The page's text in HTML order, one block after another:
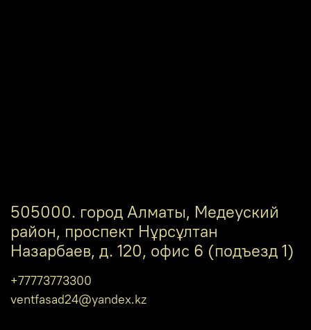
505000. город Алматы, Медеуский
район, проспект Нұрсұлтан
Назарбаев, д. 120, офис 6 (подъезд 1)
+77773773300
ventfasad24@yandex.kz